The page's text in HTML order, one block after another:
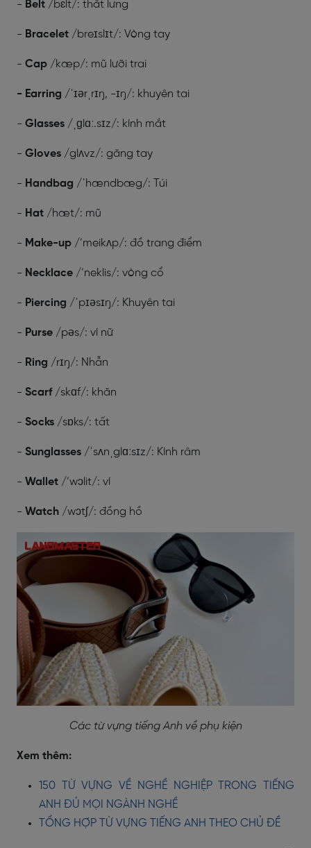
- Belt /bɛlt/: thắt lưng
- Bracelet /breɪslɪt/: Vòng tay
- Cap /kæp/: mũ lưỡi trai
- Earring /ˈɪərˌrɪŋ, -ɪŋ/: khuyên tai
- Glasses /ˌɡlɑː.sɪz/: kính mắt
- Gloves /glʌvz/: găng tay
- Handbag /ˈhændbæg/: Túi
- Hat /hæt/: mũ
- Make-up /’meikʌp/: đồ trang điểm
- Necklace /’neklis/: vòng cổ
- Piercing /ˈpɪəsɪŋ/: Khuyên tai
- Purse /pəs/: ví nữ
- Ring /rɪŋ/: Nhẫn
- Scarf /skɑf/: khăn
- Socks /sɒks/: tất
- Sunglasses /ˈsʌnˌglɑːsɪz/: Kính râm
- Wallet /’wɔlit/: ví
- Watch /wɔtʃ/: đồng hồ
Các từ vựng tiếng Anh về phụ kiện
Xem thêm:
150 TỪ VỰNG VỀ NGHỀ NGHIỆP TRONG TIẾNG
ANH ĐỦ MỌI NGÀNH NGHỀ
TỔNG HỢP TỪ VỰNG TIẾNG ANH THEO CHỦ ĐỀ